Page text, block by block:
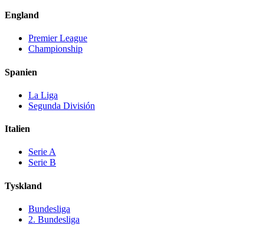
England
Premier League
Championship
Spanien
La Liga
Segunda División
Italien
Serie A
Serie B
Tyskland
Bundesliga
2. Bundesliga